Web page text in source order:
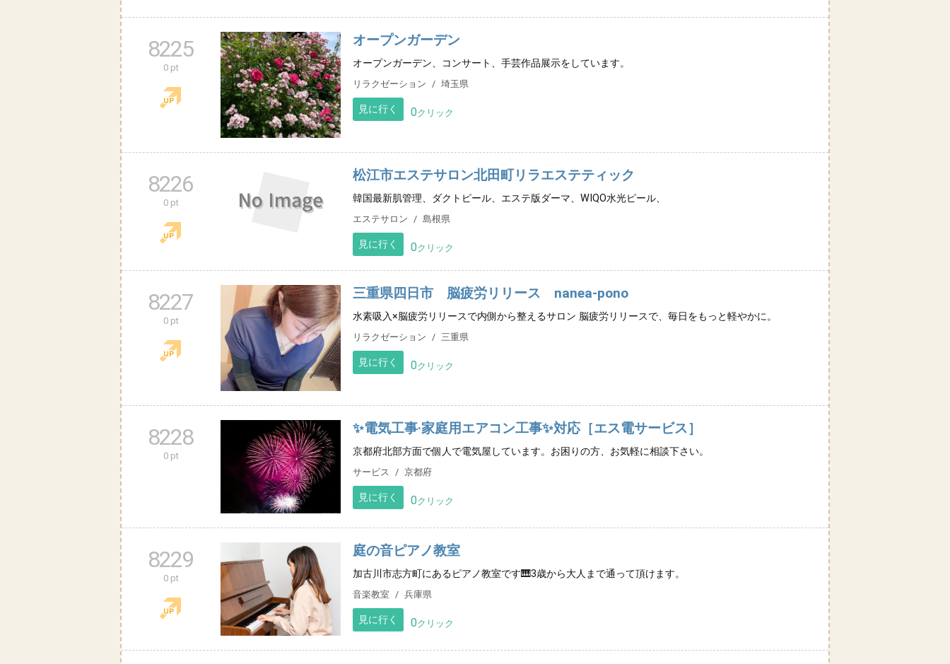
8225
0 pt
オープンガーデン
オープンガーデン、コンサート、手芸作品展示をしています。
リラクゼーション 埼玉県
見に行く 0クリック
8226
0 pt
松江市エステサロン北田町リラエステティック
韓国最新肌管理、ダクトピール、エステ版ダーマ、WIQO水光ピール、
エステサロン 島根県
見に行く 0クリック
8227
0 pt
三重県四日市 脳疲労リリース nanea-pono
水素吸入×脳疲労リリースで内側から整えるサロン 脳疲労リリースで、毎日をもっと軽やかに。
リラクゼーション 三重県
見に行く 0クリック
8228
0 pt
✨電気工事·家庭用エアコン工事✨対応［エス電サービス］
京都府北部方面で個人で電気屋しています。お困りの方、お気軽に相談下さい。
サービス 京都府
見に行く 0クリック
8229
0 pt
庭の音ピアノ教室
加古川市志方町にあるピアノ教室です🎹3歳から大人まで通って頂けます。
音楽教室 兵庫県
見に行く 0クリック